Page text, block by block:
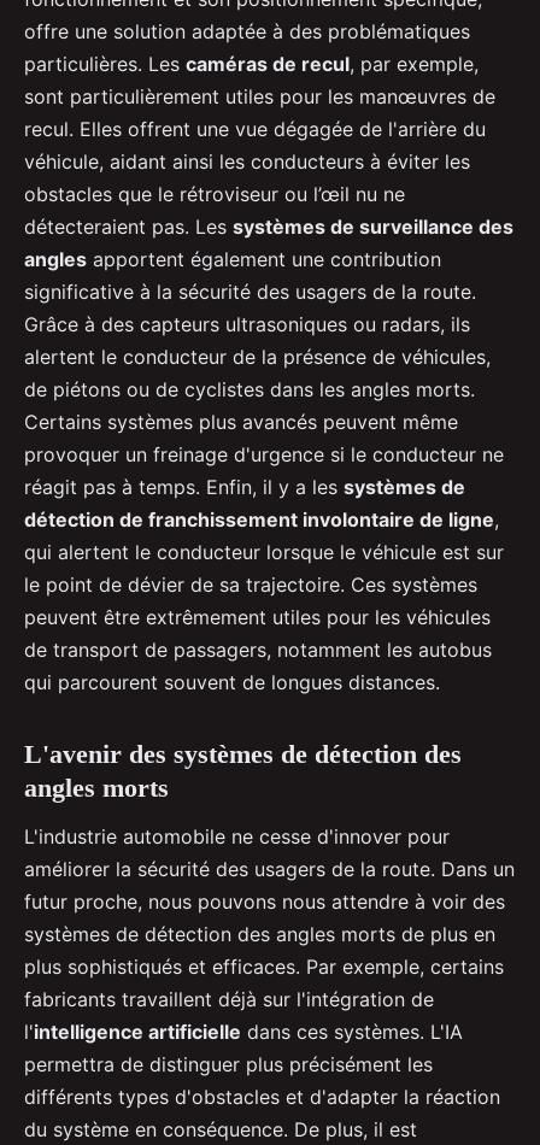
offre une solution adaptée à des problématiques
particulières. Les caméras de recul, par exemple,
sont particulièrement utiles pour les manœuvres de
recul. Elles offrent une vue dégagée de l'arrière du
véhicule, aidant ainsi les conducteurs à éviter les
obstacles que le rétroviseur ou l’œil nu ne
détecteraient pas. Les systèmes de surveillance des
angles apportent également une contribution
significative à la sécurité des usagers de la route.
Grâce à des capteurs ultrasoniques ou radars, ils
alertent le conducteur de la présence de véhicules,
de piétons ou de cyclistes dans les angles morts.
Certains systèmes plus avancés peuvent même
provoquer un freinage d'urgence si le conducteur ne
réagit pas à temps. Enfin, il y a les systèmes de
détection de franchissement involontaire de ligne,
qui alertent le conducteur lorsque le véhicule est sur
le point de dévier de sa trajectoire. Ces systèmes
peuvent être extrêmement utiles pour les véhicules
de transport de passagers, notamment les autobus
qui parcourent souvent de longues distances.
L'avenir des systèmes de détection des
angles morts
L'industrie automobile ne cesse d'innover pour
améliorer la sécurité des usagers de la route. Dans un
futur proche, nous pouvons nous attendre à voir des
systèmes de détection des angles morts de plus en
plus sophistiqués et efficaces. Par exemple, certains
fabricants travaillent déjà sur l'intégration de
l'intelligence artificielle dans ces systèmes. L'IA
permettra de distinguer plus précisément les
différents types d'obstacles et d'adapter la réaction
du système en conséquence. De plus, il est